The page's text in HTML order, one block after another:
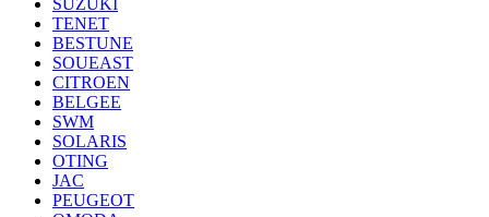
SUZUKI
TENET
BESTUNE
SOUEAST
CITROEN
BELGEE
SWM
SOLARIS
OTING
JAC
PEUGEOT